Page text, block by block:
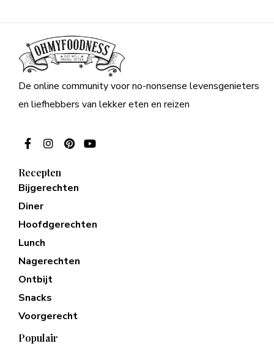
De online community voor no-nonsense levensgenieters
en liefhebbers van lekker eten en reizen
Recepten
Bijgerechten
Diner
Hoofdgerechten
Lunch
Nagerechten
Ontbijt
Snacks
Voorgerecht
Populair